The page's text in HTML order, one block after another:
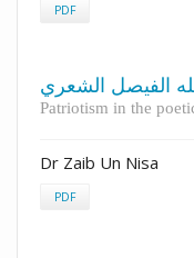
PDF
الفيصل الشعري
Patriotism in the
Dr Zaib Un Nisa
PDF